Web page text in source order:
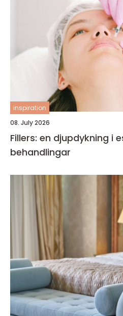
inspiration
08. July 2026
Fillers: en djupdykning i
behandlingar